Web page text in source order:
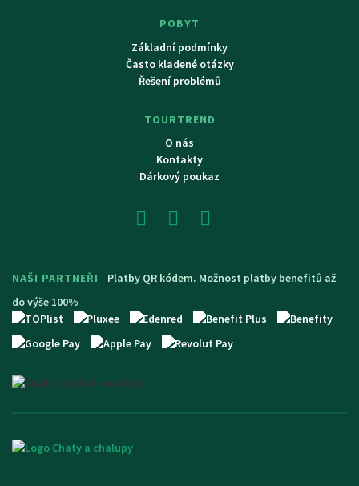
POBYT
Základní podmínky
Často kladené otázky
Řešení problémů
TOURTREND
O nás
Kontakty
Dárkový poukaz
NAŠI PARTNEŘI
Platby QR kódem. Možnost platby benefitů až
do výše 100%